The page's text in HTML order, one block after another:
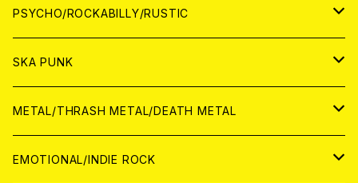
CD
アナログ
CD
JAPAN
CD
ANALOG
WORLD
CD
ANALOG
PSYCHO/ROCKABILLY/RUSTIC
JAPAN
CD
ANALOG
WORLD
CD
SKA PUNK
JAPAN
CD
WORLD
METAL/THRASH METAL/DEATH METAL
JAPAN
EMOTIONAL/INDIE ROCK